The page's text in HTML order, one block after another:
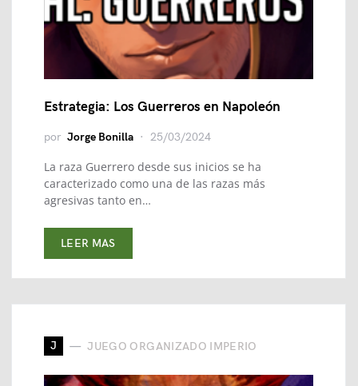
Estrategia: Los Guerreros en Napoleón
por Jorge Bonilla 25/03/2024
La raza Guerrero desde sus inicios se ha
caracterizado como una de las razas más
agresivas tanto en…
LEER MAS
J JUEGO ORGANIZADO IMPERIO